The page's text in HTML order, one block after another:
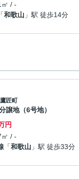
/ -
「和歌山 」駅 徒歩14分
鷹匠町
譲地（6号地）
円
/ -
「和歌山 」駅 徒歩33分